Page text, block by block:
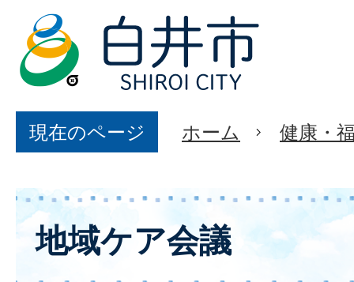
現在のページ ホーム 健康・
地域ケア会議